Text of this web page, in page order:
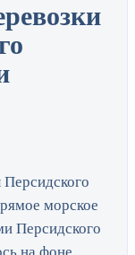
морское
Персидского